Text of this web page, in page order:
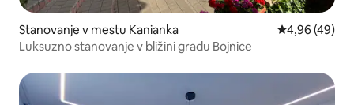
Stanovanje v mestu Kanianka Povprečna
4,96 (49)
Luksuzno stanovanje v bližini gradu Bojnice